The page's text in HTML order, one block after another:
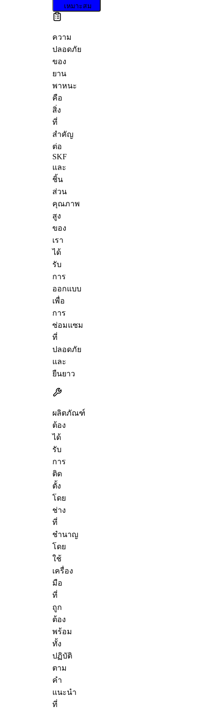
เหมาะสม
ความ
ปลอดภัย
ของ
ยาน
พาหนะ
คือ
สิ่ง
ที่
สำคัญ
ต่อ
SKF
และ
ชิ้น
ส่วน
คุณภาพ
สูง
ของ
เรา
ได้
รับ
การ
ออกแบบ
เพื่อ
การ
ซ่อมแซม
ที่
ปลอดภัย
และ
ยืนยาว
ผลิตภัณฑ์
ต้อง
ได้
รับ
การ
ติด
ตั้ง
โดย
ช่าง
ที่
ชำนาญ
โดย
ใช้
เครื่อง
มือ
ที่
ถูก
ต้อง
พร้อม
ทั้ง
ปฏิบัติ
ตาม
คำ
แนะนำ
ที่